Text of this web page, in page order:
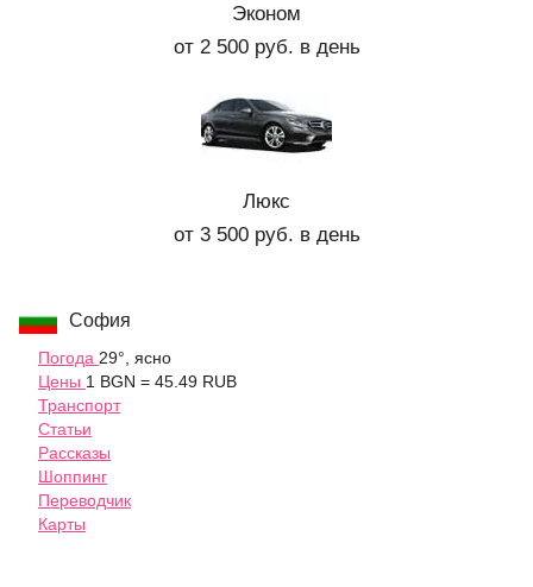
Эконом
от 2 500 руб. в день
Люкс
от 3 500 руб. в день
София
Погода 29°, ясно
Цены 1 BGN = 45.49 RUB
Транспорт
Статьи
Рассказы
Шоппинг
Переводчик
Карты